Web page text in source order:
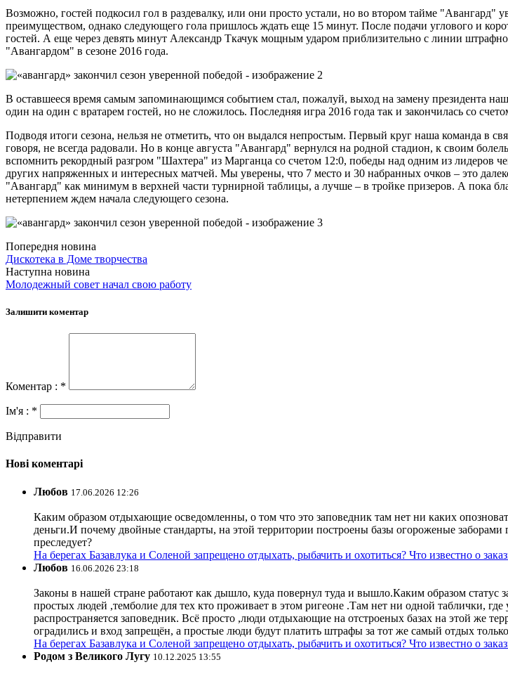
Возможно, гостей подкосил гол в раздевалку, или они просто устали, но во втором тайме "Авангард"
преимуществом, однако следующего гола пришлось ждать еще 15 минут. После подачи углового и
гостей. А еще через девять минут Александр Ткачук мощным ударом приблизительно с линии
"Авангардом" в сезоне 2016 года.
В оставшееся время самым запоминающимся событием стал, пожалуй, выход на замену президента
один на один с вратарем гостей, но не сложилось. Последняя игра 2016 года так и закончилась со
Подводя итоги сезона, нельзя не отметить, что он выдался непростым. Первый круг наша команда в
говоря, не всегда радовали. Но в конце августа "Авангард" вернулся на родной стадион, к своим
вспомнить рекордный разгром "Шахтера" из Марганца со счетом 12:0, победы над одним из лидеров
других напряженных и интересных матчей. Мы уверены, что 7 место и 30 набранных очков – это
"Авангард" как минимум в верхней части турнирной таблицы, а лучше – в тройке призеров. А пока
нетерпением ждем начала следующего сезона.
Попередня новина
Дискотека в Доме творчества
Наступна новина
Молодежный совет начал свою работу
Залишити коментар
Коментар : *
Ім'я : *
Відправити
Нові коментарі
Любов 17.06.2026 12:26
Каким образом отдыхающие осведомленны, о том что это заповедник там нет ни каких
деньги.И почему двойные стандарты, на этой территории построены базы огороженые
преследует?
На берегах Базавлука и Соленой запрещено отдыхать, рыбачить и охотиться? Что известно о
Любов 16.06.2026 23:18
Законы в нашей стране работают как дышло, куда повернул туда и вышло.Каким образом
простых людей ,темболие для тех кто проживает в этом ригеоне .Там нет ни одной таблички,
распространяется заповедник. Всё просто ,люди отдыхающие на отстроеных базах на этой же
оградились и вход запрещён, а простые люди будут платить штрафы за тот же самый отдых
На берегах Базавлука и Соленой запрещено отдыхать, рыбачить и охотиться? Что известно о
Родом з Великого Лугу 10.12.2025 13:55